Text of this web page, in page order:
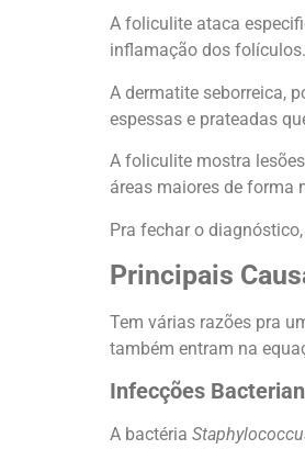
A foliculite ataca
inflamação dos folículos.
A dermatite seborreica,
espessas e prateadas
A foliculite mostra
áreas maiores de forma
Pra fechar o
Principais
Tem várias razões pra
também entram na
Infecções
A bactéria